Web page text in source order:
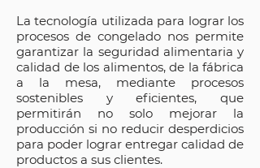
La tecnología utilizada para lograr los
procesos de congelado nos permite
garantizar la seguridad alimentaria y
calidad de los alimentos, de la fábrica
a la mesa, mediante procesos
sostenibles y eficientes, que
permitirán no solo mejorar la
producción si no reducir desperdicios
para poder lograr entregar calidad de
productos a sus clientes.